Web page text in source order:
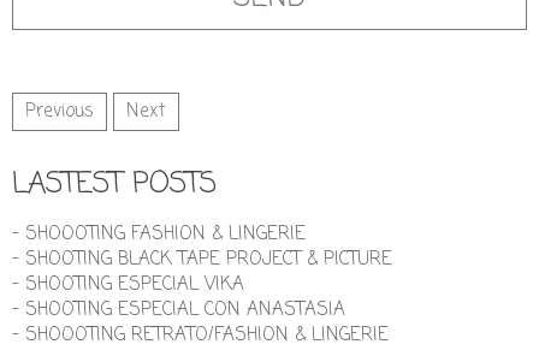
Previous Next
LASTEST POSTS
- SHOOOTING FASHION & LINGERIE
- SHOOTING BLACK TAPE PROJECT & PICTURE
- SHOOTING ESPECIAL VIKA
- SHOOTING ESPECIAL CON ANASTASIA
- SHOOOTING RETRATO/FASHION & LINGERIE